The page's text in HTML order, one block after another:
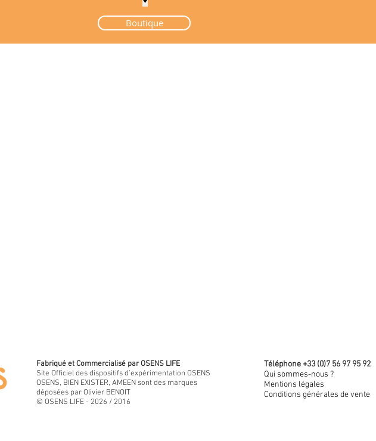
Boutique
Fabriqué et Commercialisé par OSENS LIFE
Site Officiel des dispositifs d'expérimentation OSENS
OSENS, BIEN EXISTER, AMEEN sont des marques
déposées par Olivier BENOIT
© OSENS LIFE - 2026 / 2016
Téléphone +33 (0)7 56 97 95 92
Qui sommes-nous ?
Mentions légales
Conditions générales de vente